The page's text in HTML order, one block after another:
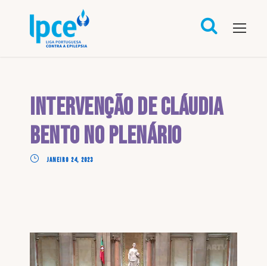
Intervenção de Cláudia
Bento no Plenário
JANEIRO 24, 2023
Reprodutor de vídeo